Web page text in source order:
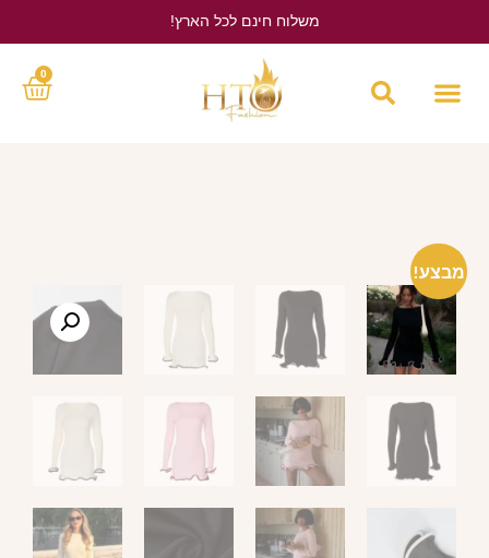
משלוח חינם לכל הארץ!
0
מבצע!